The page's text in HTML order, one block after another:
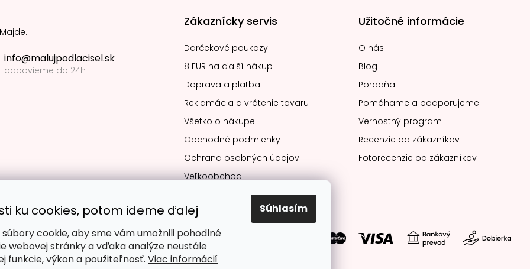
ku cookies, potom ideme ďalej
cookie, aby sme vám umožnili pohodlné
webovej stránky a vďaka analýze neustále
funkcie, výkon a použiteľnosť. Viac informácií
Súhlasím
info@malujpodlacisel.sk
odpovieme do 24h
Zákaznícky servis
Darčekové poukazy
8 EUR na ďalší nákup
Doprava a platba
Reklamácia a vrátenie tovaru
Všetko o nákupe
Obchodné podmienky
Ochrana osobných údajov
Veľkoobchod
Užitočné informácie
O nás
Blog
Poradňa
Pomáhame a podporujeme
Vernostný program
Recenzie od zákazníkov
Fotorecenzie od zákazníkov
Obľúbené spôsoby platby: